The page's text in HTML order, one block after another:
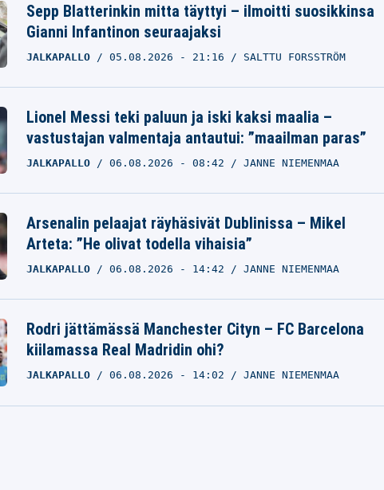
Sepp Blatterinkin mitta täyttyi – ilmoitti suosikkinsa
Gianni Infantinon seuraajaksi
JALKAPALLO 05.08.2026 - 21:16 SALTTU FORSSTRÖM
Lionel Messi teki paluun ja iski kaksi maalia –
vastustajan valmentaja antautui: ”maailman paras”
JALKAPALLO 06.08.2026 - 08:42 JANNE NIEMENMAA
Arsenalin pelaajat räyhäsivät Dublinissa – Mikel
Arteta: ”He olivat todella vihaisia”
JALKAPALLO 06.08.2026 - 14:42 JANNE NIEMENMAA
Rodri jättämässä Manchester Cityn – FC Barcelona
kiilamassa Real Madridin ohi?
JALKAPALLO 06.08.2026 - 14:02 JANNE NIEMENMAA